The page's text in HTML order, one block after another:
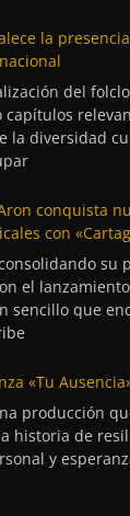
la
del
capítulos
la diversidad
conquista
con
su
el
sencillo que
«Tu
producción
historia de
y